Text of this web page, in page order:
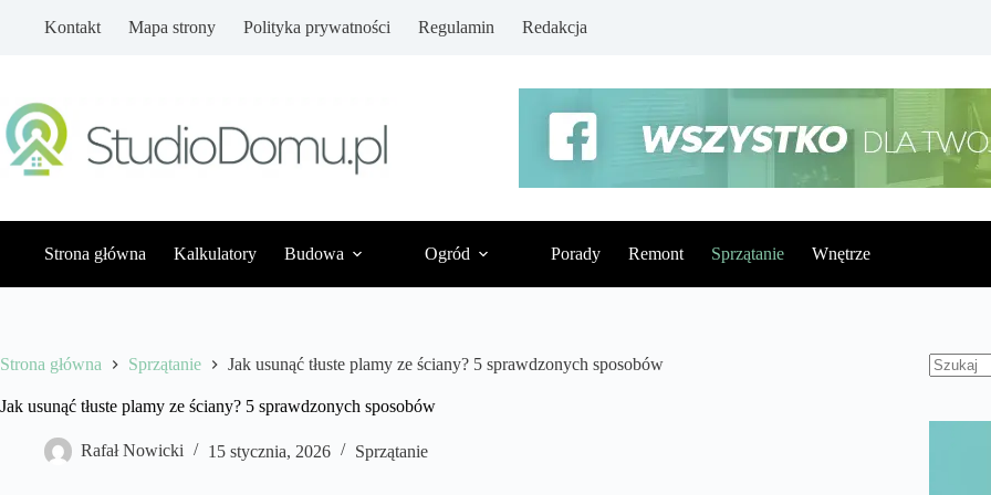
Kontakt Mapa strony Polityka prywatności Regulamin Redakcja
Strona główna Kalkulatory Budowa Ogród Porady Remont Sprzątanie Wnętrze
Strona główna Sprzątanie Jak usunąć tłuste plamy ze ściany? 5 sprawdzonych sposobów
Jak usunąć tłuste plamy ze ściany? 5 sprawdzonych sposobów
Rafał Nowicki 15 stycznia, 2026 Sprzątanie